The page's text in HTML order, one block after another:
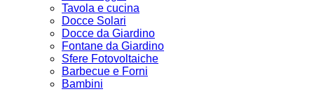
Tavola e cucina
Docce Solari
Docce da Giardino
Fontane da Giardino
Sfere Fotovoltaiche
Barbecue e Forni
Bambini